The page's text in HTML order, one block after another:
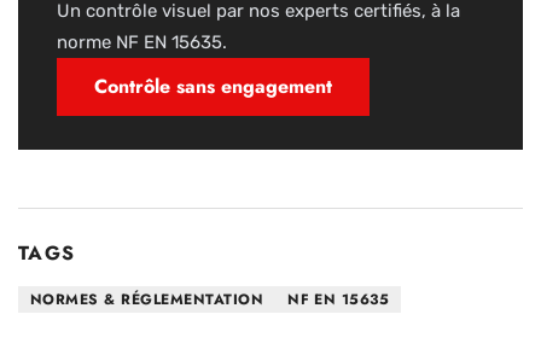
Un contrôle visuel par nos experts certifiés, à la
norme NF EN 15635.
Contrôle sans engagement
TAGS
NORMES & RÉGLEMENTATION NF EN 15635